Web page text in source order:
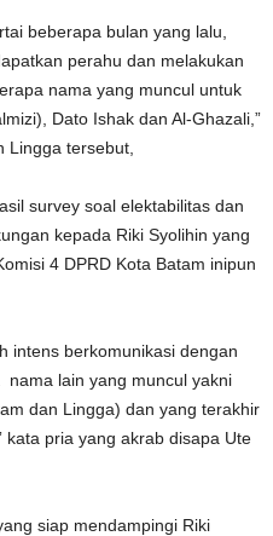
beberapa bulan yang lalu,
perahu dan melakukan
nama yang muncul untuk
Dato Ishak dan Al-Ghazali,”
Lingga tersebut,
survey soal elektabilitas dan
kepada Riki Syolihin yang
4 DPRD Kota Batam inipun
intens berkomunikasi dengan
nama lain yang muncul yakni
dan Lingga) dan yang terakhir
kata pria yang akrab disapa Ute
siap mendampingi Riki